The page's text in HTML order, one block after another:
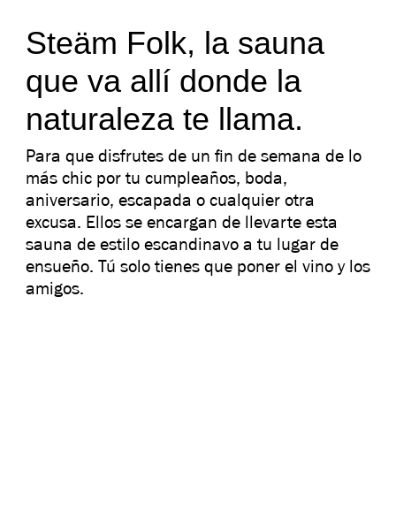
Steäm Folk, la sauna
que va allí donde la
naturaleza te llama.
Para que disfrutes de un fin de semana de lo
más chic por tu cumpleaños, boda,
aniversario, escapada o cualquier otra
excusa. Ellos se encargan de llevarte esta
sauna de estilo escandinavo a tu lugar de
ensueño. Tú solo tienes que poner el vino y los
amigos.